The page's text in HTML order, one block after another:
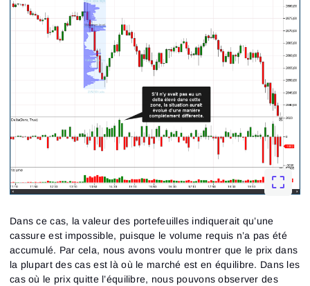
Dans ce cas, la valeur des portefeuilles indiquerait qu’une
cassure est impossible, puisque le volume requis n’a pas été
accumulé. Par cela, nous avons voulu montrer que le prix dans
la plupart des cas est là où le marché est en équilibre. Dans les
cas où le prix quitte l’équilibre, nous pouvons observer des